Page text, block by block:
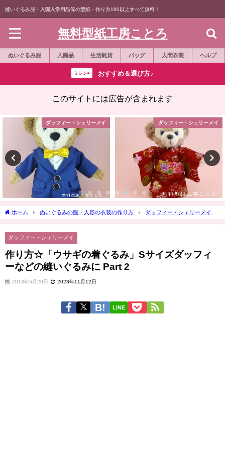
縫いぐるみ服・入園入学用品等の型紙・作り方190以上すべて無料！
無料型紙工房ことろ
ぬいぐるみ服 入園品 生活雑貨 バッグ 人間衣装 ヘルプ
ミシン⇨ おすすめ＆選び方♪
このサイトには広告が含まれます
ダッフィー・シェリーメイ ダッフィー・シェリーメイ
ホーム ぬいぐるみの服・人形の衣装の作り方
ダッフィー・シェリーメイ
ダッフィー・シェリーメイ
作り方☆「ウサギの着ぐるみ」Sサイズダッフィ
ーなどの縫いぐるみに Part 2
2013年5月29日 2023年11月12日
LINE